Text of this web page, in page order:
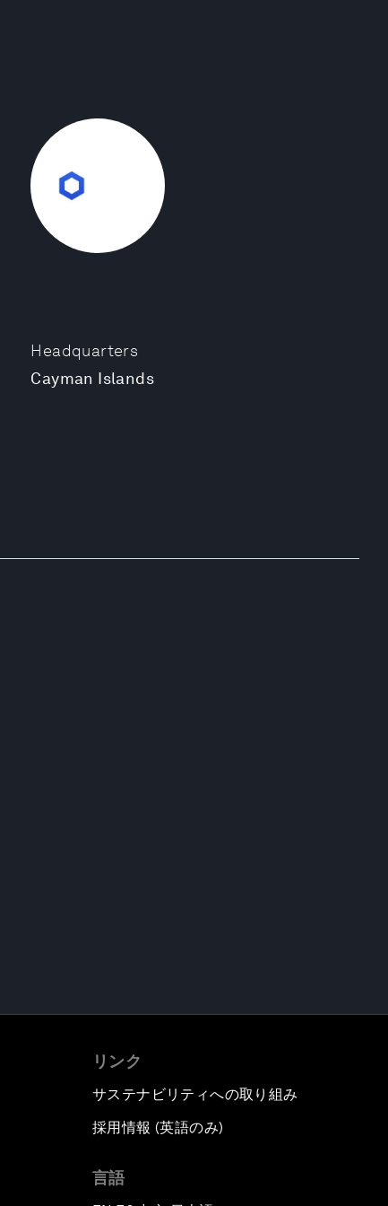
Headquarters
Cayman Islands
リンク
サステナビリティへの取り組み
採用情報 (英語のみ)
言語